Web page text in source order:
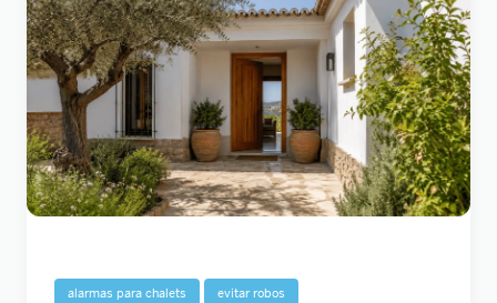
alarmas para chalets evitar robos